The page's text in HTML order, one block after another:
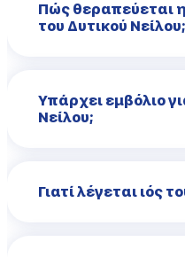
Πώς θεραπεύεται
του Δυτικού Νείλου;
Υπάρχει εμβόλιο
Νείλου;
Γιατί λέγεται ιός